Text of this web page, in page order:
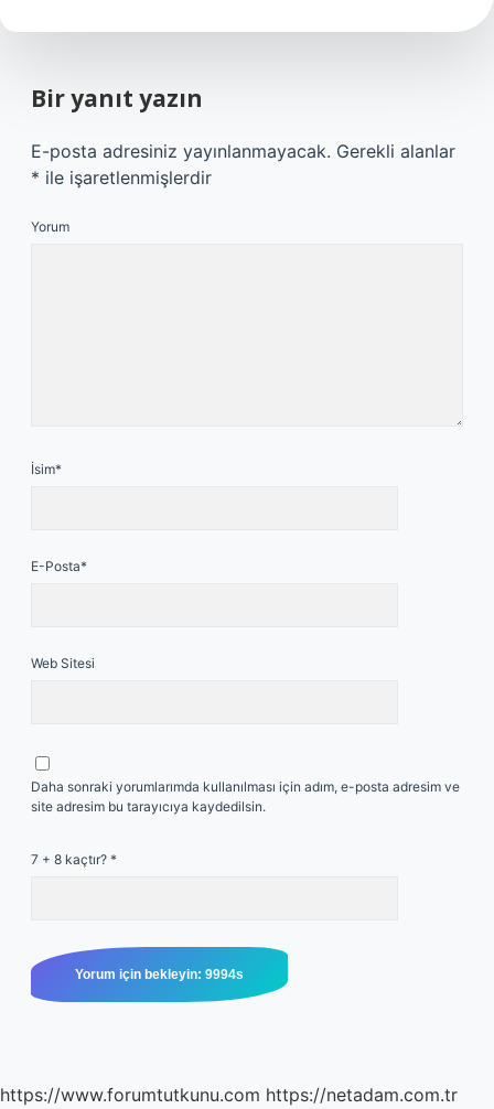
Bir yanıt yazın
E-posta adresiniz yayınlanmayacak. Gerekli alanlar
* ile işaretlenmişlerdir
Yorum
İsim*
E-Posta*
Web Sitesi
Daha sonraki yorumlarımda kullanılması için adım, e-posta adresim ve
site adresim bu tarayıcıya kaydedilsin.
7 + 8 kaçtır? *
https://www.forumtutkunu.com https://netadam.com.tr